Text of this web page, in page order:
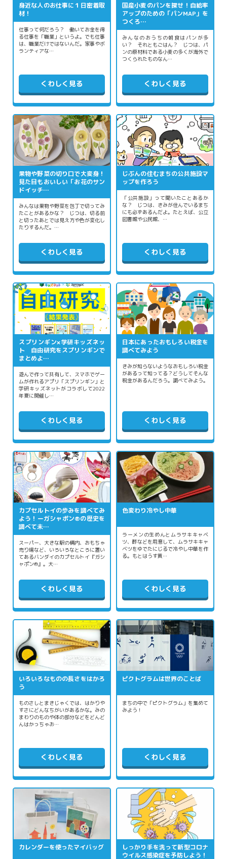
身近な人のお仕事に１日密着取
材！
仕事って何だろう？ 働いてお金を得
る仕事を「職業」というよ。でも仕事
は、職業だけではないんだ。家事やボ
ランティアな…
くわしく見る
国産小麦のパンを探せ！自給率
アップのための「パンMAP」を
つくろ…
みんなのおうちの朝食はパンが多
い？ それともごはん？ じつは、パ
ンの原材料である小麦の多くが海外で
つくられたものなん…
くわしく見る
果物や野菜の切り口で大変身！
見た目もおいしい「お花のサン
ドイッチ…
みんなは果物や野菜を包丁で切ってみ
たことがあるかな？ じつは、切る前
と切ったあとでは見え方や色が変化し
たりするんだ。…
くわしく見る
じぶんの住むまちの公共施設マ
ップを作ろう
「公共施設」って聞いたことあるか
な？ じつは、きみが住んでいるまち
にも必ずあるんだよ。たとえば、公立
図書館や公民館、…
くわしく見る
スプリンギン×学研キッズネッ
ト 自由研究をスプリンギンで
まとめよ…
遊んで作って共有して、スマホでゲー
ムが作れるアプリ「スプリンギン」と
学研キッズネットがコラボして2022
年夏に開催し…
くわしく見る
日本にあったおもしろい税金を
調べてみよう
きみが知らないようなおもしろい税金
があるって知ってる？どうしてそんな
税金があるんだろう。調べてみよう。
くわしく見る
カプセルトイの歩みを調べてみ
よう！ーガシャポン®の歴史を
調べて未…
スーパー、大きな駅の構内、おもちゃ
売り場など、いろいろなところに置い
てあるバンダイのカプセルトイ『ガシ
ャポン®』。大…
くわしく見る
色変わり冷やし中華
ラーメンの生めんとムラサキキャベ
ツ、酢などを用意して、ムラサキキャ
ベツをゆでたにじるで冷やし中華を作
る。もとはうす黄…
くわしく見る
いろいろなものの長さをはかろ
う
ものさしとまきじゃくでは、はかりや
すさにどんなちがいがあるかな。みの
まわりのものや体の部分などをどんど
んはかっちゃお…
くわしく見る
ピクトグラムは世界のことば
まちの中で「ピクトグラム」を集めて
みよう！
くわしく見る
カレンダーを使ったマイバッグ
しっかり手を洗って新型コロナ
ウイルス感染症を予防しよう！